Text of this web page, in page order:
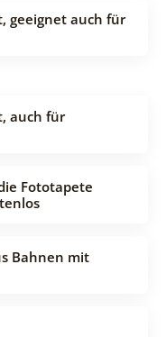
geeignet auch für
auch für
Fototapete
Bahnen mit